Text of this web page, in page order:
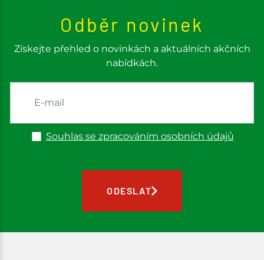
Odběr novinek
Získejte přehled o novinkách a aktuálních akčních
nabídkách.
Souhlas se zpracováním osobních údajů
ODESLAT